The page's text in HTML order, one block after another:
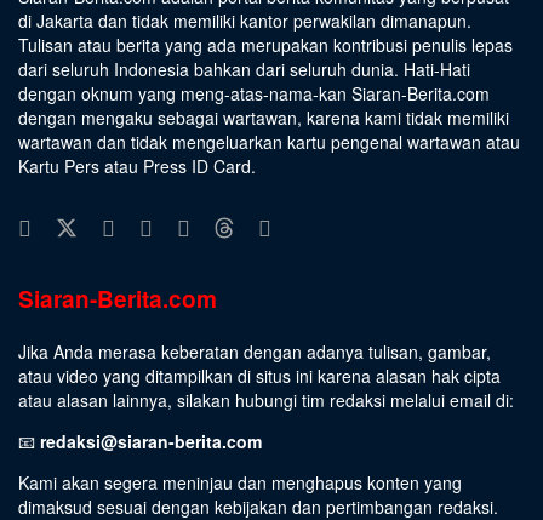
di Jakarta dan tidak memiliki kantor perwakilan dimanapun.
Tulisan atau berita yang ada merupakan kontribusi penulis lepas
dari seluruh Indonesia bahkan dari seluruh dunia. Hati-Hati
dengan oknum yang meng-atas-nama-kan Siaran-Berita.com
dengan mengaku sebagai wartawan, karena kami tidak memiliki
wartawan dan tidak mengeluarkan kartu pengenal wartawan atau
Kartu Pers atau Press ID Card.
Siaran-Berita.com
Jika Anda merasa keberatan dengan adanya tulisan, gambar,
atau video yang ditampilkan di situs ini karena alasan hak cipta
atau alasan lainnya, silakan hubungi tim redaksi melalui email di:
📧 redaksi@siaran-berita.com
Kami akan segera meninjau dan menghapus konten yang
dimaksud sesuai dengan kebijakan dan pertimbangan redaksi.